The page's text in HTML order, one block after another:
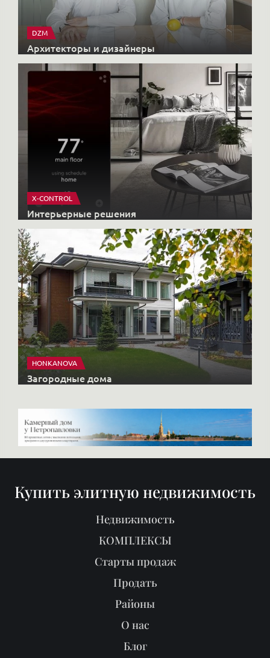
DZM
Архитекторы и дизайнеры
X-CONTROL
Интерьерные решения
HONKANOVA
Загородные дома
Купить элитную недвижимость
Недвижимость
КОМПЛЕКСЫ
Старты продаж
Продать
Районы
О нас
Блог